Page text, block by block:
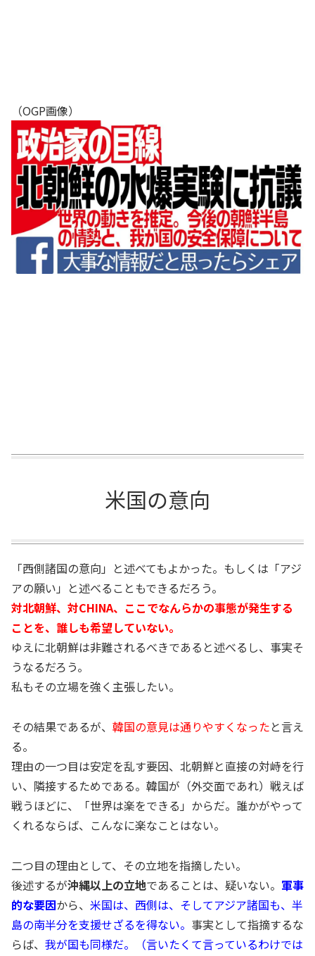
（OGP画像）
米国の意向
「西側諸国の意向」と述べてもよかった。もしくは「アジ
アの願い」と述べることもできるだろう。
対北朝鮮、対CHINA、ここでなんらかの事態が発生する
ことを、誰しも希望していない。
ゆえに北朝鮮は非難されるべきであると述べるし、事実そ
うなるだろう。
私もその立場を強く主張したい。
その結果であるが、 韓国の意見は通りやすくなったと言え
る。
理由の一つ目は安定を乱す要因、北朝鮮と直接の対峙を行
い、隣接するためである。韓国が（外交面であれ）戦えば
戦うほどに、「世界は楽をできる」からだ。誰かがやって
くれるならば、こんなに楽なことはない。
二つ目の理由として、その立地を指摘したい。
後述するが沖縄以上の立地であることは、疑いない。 軍事
的な要因から、 米国は、西側は、そしてアジア諸国も、半
島の南半分を支援せざるを得ない。 事実として指摘するな
らば、 我が国も同様だ。（言いたくて言っているわけでは